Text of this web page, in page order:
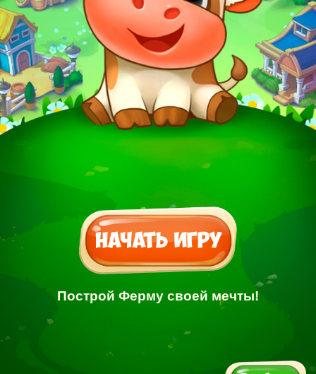
Построй Ферму своей мечты!